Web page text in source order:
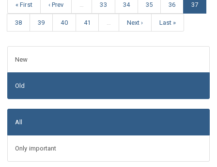
« First ‹ Prev 33 34 35 36 37
38 39 40 41 Next › Last »
New
Old
All
Only important